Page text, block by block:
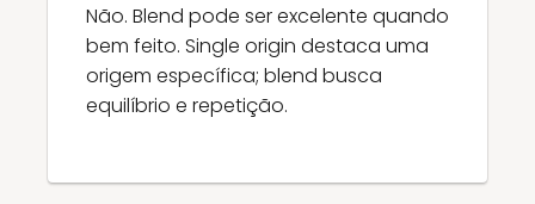
Não. Blend pode ser excelente quando
bem feito. Single origin destaca uma
origem específica; blend busca
equilíbrio e repetição.